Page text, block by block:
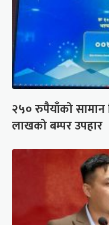
२५० रुपैयाँको
लाखको बम्पर उपहार